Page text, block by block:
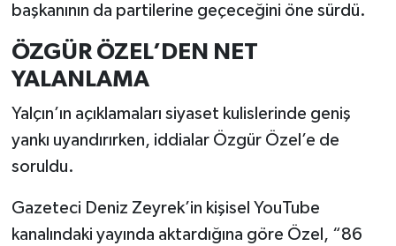
başkanının da partilerine geçeceğini öne sürdü.
ÖZGÜR ÖZEL’DEN NET
YALANLAMA
Yalçın’ın açıklamaları siyaset kulislerinde geniş
yankı uyandırırken, iddialar Özgür Özel’e de
soruldu.
Gazeteci Deniz Zeyrek’in kişisel YouTube
kanalındaki yayında aktardığına göre Özel, “86